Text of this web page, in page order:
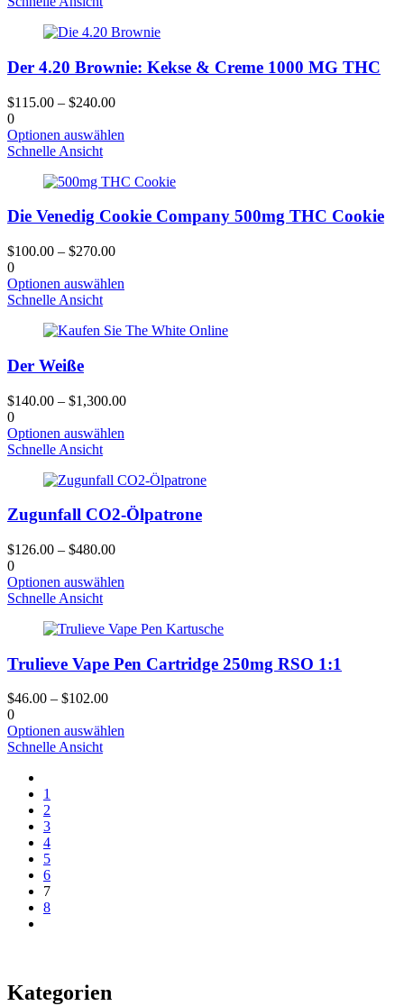
werden
mehrere
Die
Produktseite
werden
Der 4.20 Brownie: Kekse & Creme 1000 MG THC
$115.00 – $240.00
0
Optionen auswählen
mehrere
Die
werden
Schnelle Ansicht
Die Venedig Cookie Company 500mg THC Cookie
$100.00 – $270.00
0
Optionen auswählen
mehrere
können
Produktseite
werden
Schnelle Ansicht
Der Weiße
$140.00 – $1,300.00
0
Optionen auswählen
mehrere
Die
werden
Schnelle Ansicht
Zugunfall CO2-Ölpatrone
$126.00 – $480.00
0
Optionen auswählen
mehrere
Die
Schnelle Ansicht
Trulieve Vape Pen Cartridge 250mg RSO 1:1
$46.00 – $102.00
0
Optionen auswählen
Schnelle Ansicht
1
2
3
4
5
6
7
8
Kategorien